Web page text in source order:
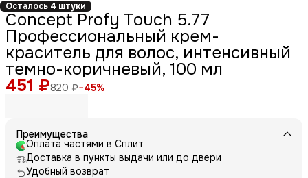
Осталось 4 штуки
Concept Profy Touch 5.77
Профессиональный крем-
краситель для волос, интенсивный
темно-коричневый, 100 мл
451 ₽820 ₽−45%
Преимущества
Оплата частями в Сплит
Доставка в пункты выдачи или до двери
Удобный возврат